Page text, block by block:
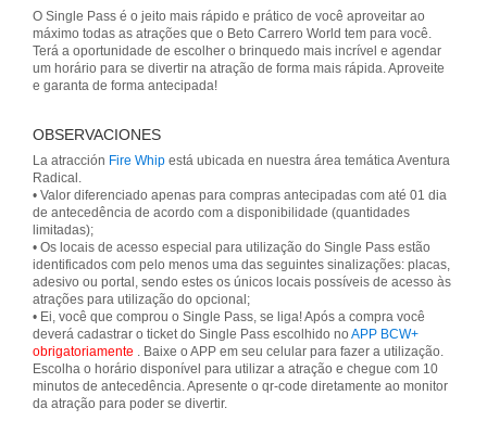
O Single Pass é o jeito mais rápido e prático de você aproveitar ao
máximo todas as atrações que o Beto Carrero World tem para você.
Terá a oportunidade de escolher o brinquedo mais incrível e agendar
um horário para se divertir na atração de forma mais rápida. Aproveite
e garanta de forma antecipada!
OBSERVACIONES
La atracción Fire Whip está ubicada en nuestra área temática Aventura
Radical.
• Valor diferenciado apenas para compras antecipadas com até 01 dia
de antecedência de acordo com a disponibilidade (quantidades
limitadas);
• Os locais de acesso especial para utilização do Single Pass estão
identificados com pelo menos uma das seguintes sinalizações: placas,
adesivo ou portal, sendo estes os únicos locais possíveis de acesso às
atrações para utilização do opcional;
• Ei, você que comprou o Single Pass, se liga! Após a compra você
deverá cadastrar o ticket do Single Pass escolhido no APP BCW+
obrigatoriamente . Baixe o APP em seu celular para fazer a utilização.
Escolha o horário disponível para utilizar a atração e chegue com 10
minutos de antecedência. Apresente o qr-code diretamente ao monitor
da atração para poder se divertir.